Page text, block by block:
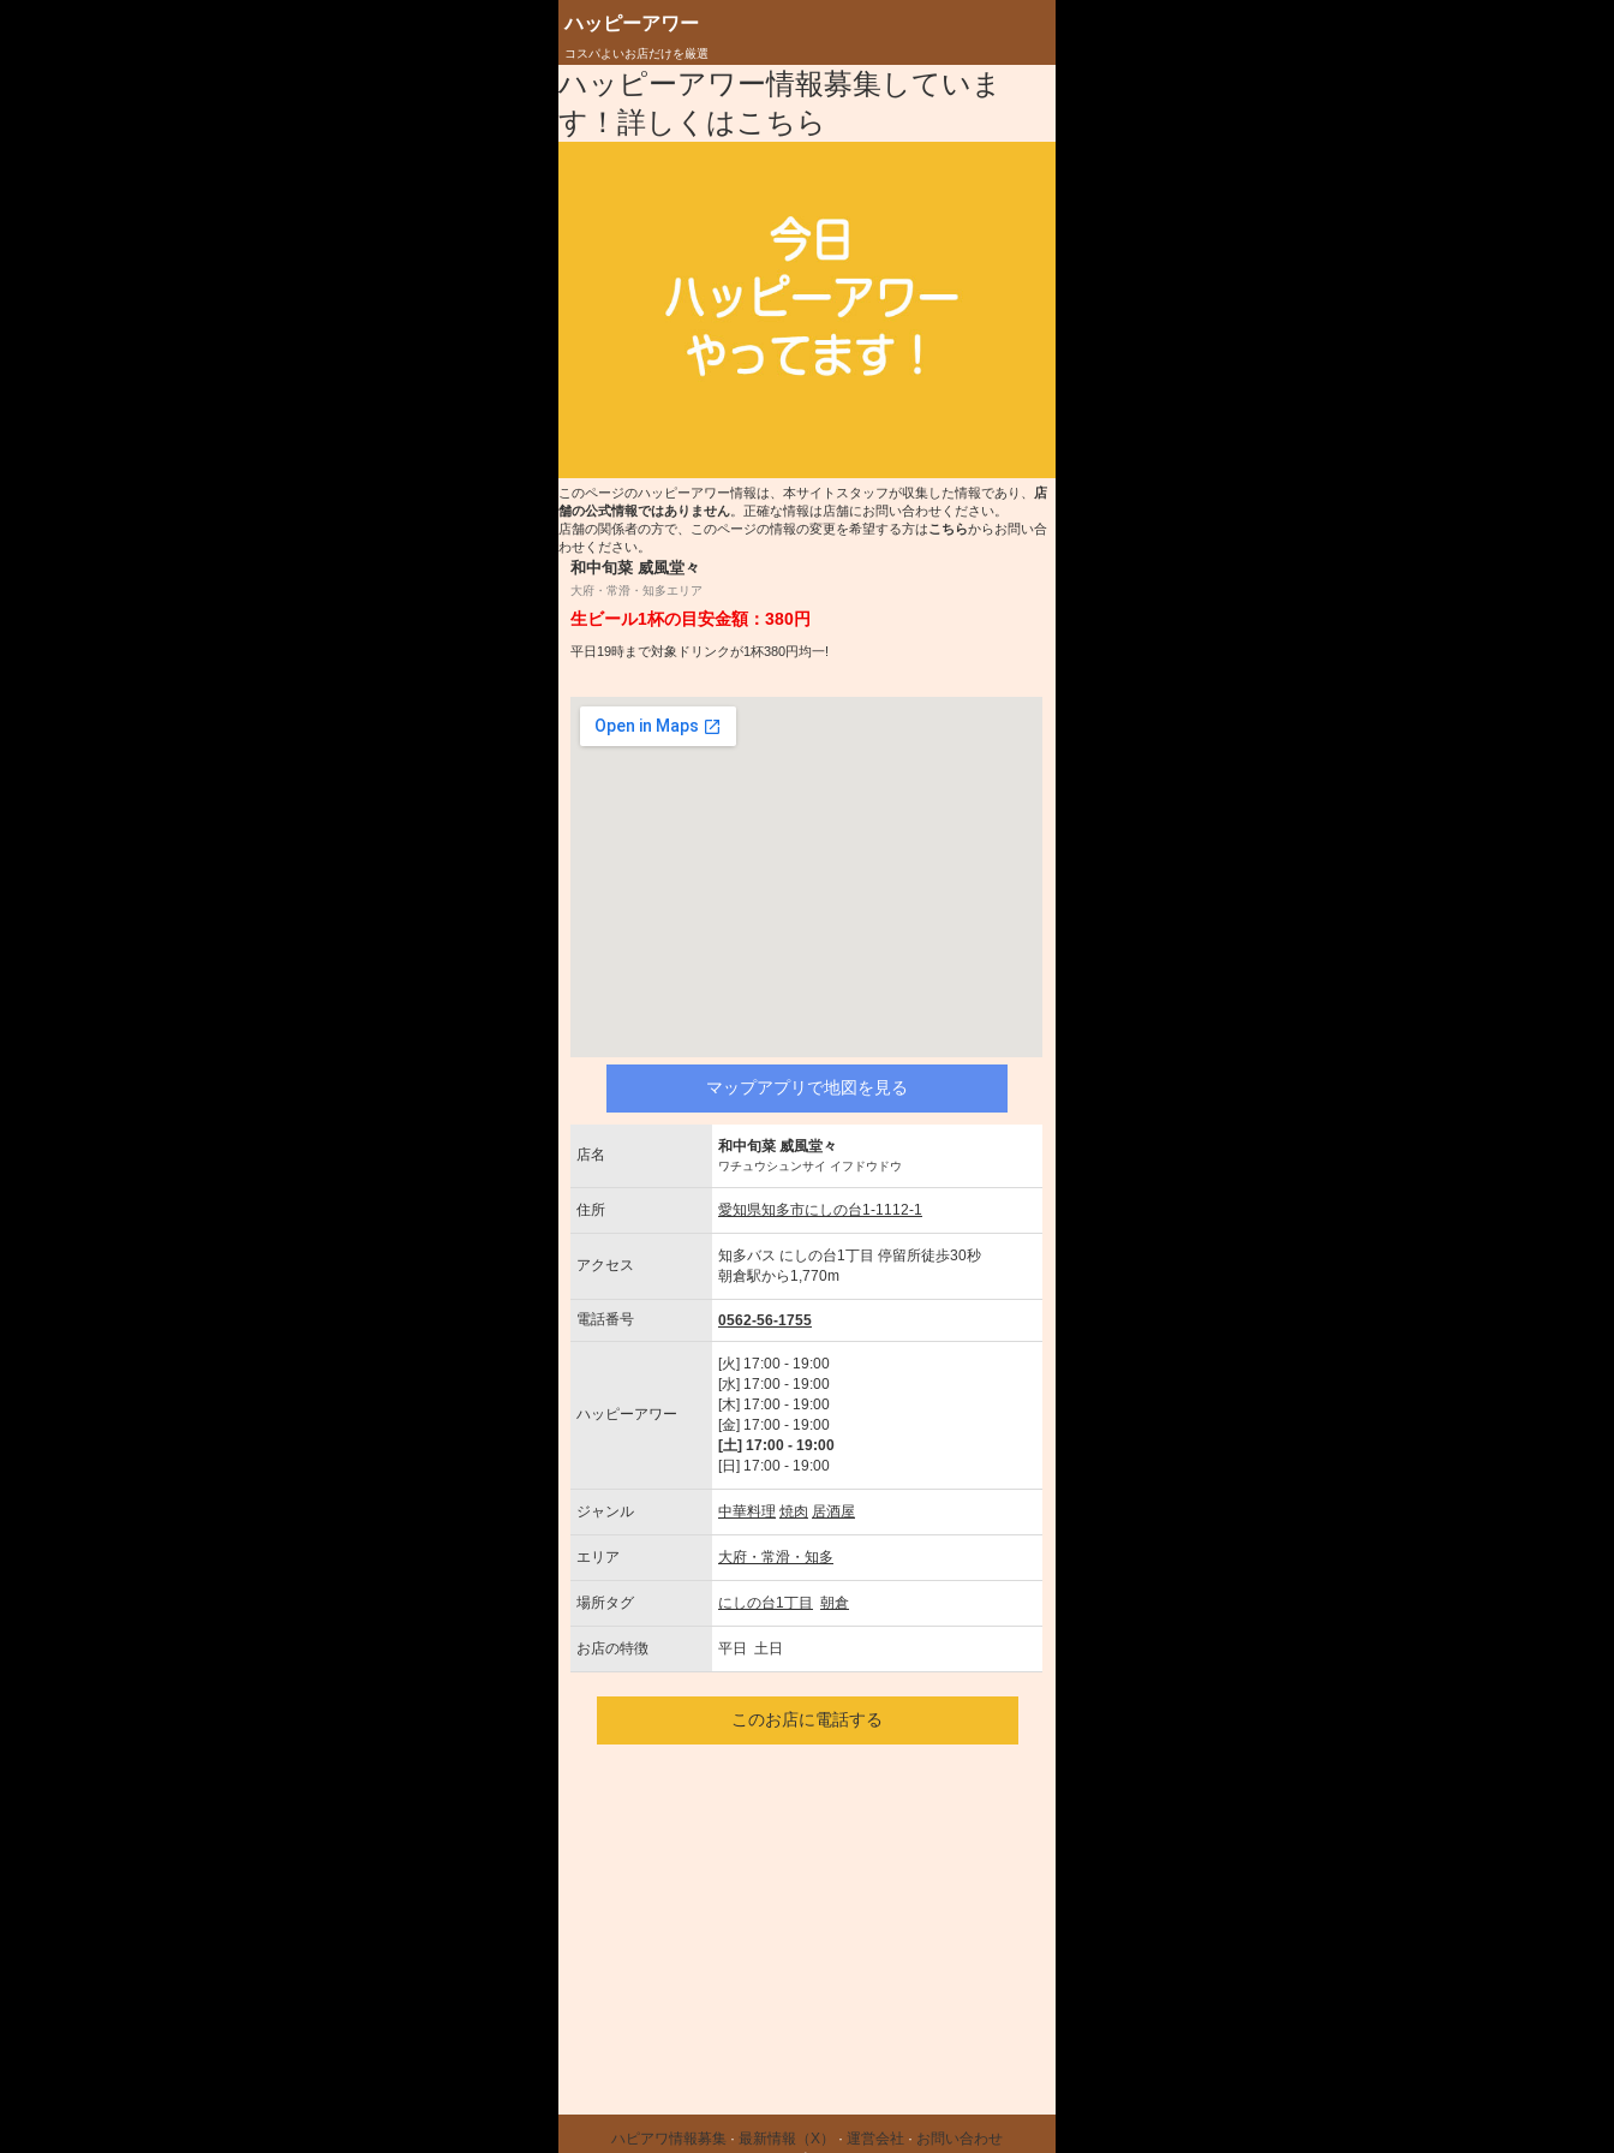
ハッピーアワー
コスパよいお店だけを厳選
ハッピーアワー情報募集していま
す！詳しくはこちら
このページのハッピーアワー情報は、本サイトスタッフが収集した情報であり、 店
舗の公式情報ではありません 。正確な情報は店舗にお問い合わせください。
店舗の関係者の方で、このページの情報の変更を希望する方はこちらからお問い合
わせください。
和中旬菜 威風堂々
大府・常滑・知多エリア
生ビール1杯の目安金額：380円
平日19時まで対象ドリンクが1杯380円均一!
マップアプリで地図を見る
店名 和中旬菜 威風堂々
ワチュウシュンサイ イフドウドウ
住所 愛知県知多市にしの台1-1112-1
アクセス
知多バス にしの台1丁目 停留所徒歩30秒
朝倉駅から1,770m
電話番号 0562-56-1755
ハッピーアワー
[火] 17:00 - 19:00
[水] 17:00 - 19:00
[木] 17:00 - 19:00
[金] 17:00 - 19:00
[土] 17:00 - 19:00
[日] 17:00 - 19:00
ジャンル 中華料理 焼肉 居酒屋
エリア 大府・常滑・知多
場所タグ にしの台1丁目 朝倉
お店の特徴 平日 土日
このお店に電話する
ハピアワ情報募集 · 最新情報（X） · 運営会社 · お問い合わせ